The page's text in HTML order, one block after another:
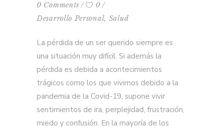
0 Comments
0
Desarrollo Personal, Salud
La pérdida de un ser querido siempre es
una situación muy difícil. Si además la
pérdida es debida a acontecimientos
trágicos como los que vivimos debido a la
pandemia de la Covid-19, supone vivir
sentimientos de ira, perplejidad, frustración,
miedo y confusión. En la mayoría de los